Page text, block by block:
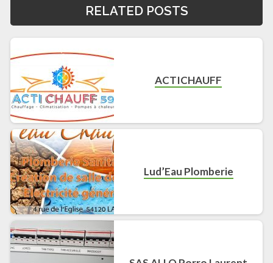
RELATED POSTS
ACTICHAUFF
Lud’Eau Plomberie